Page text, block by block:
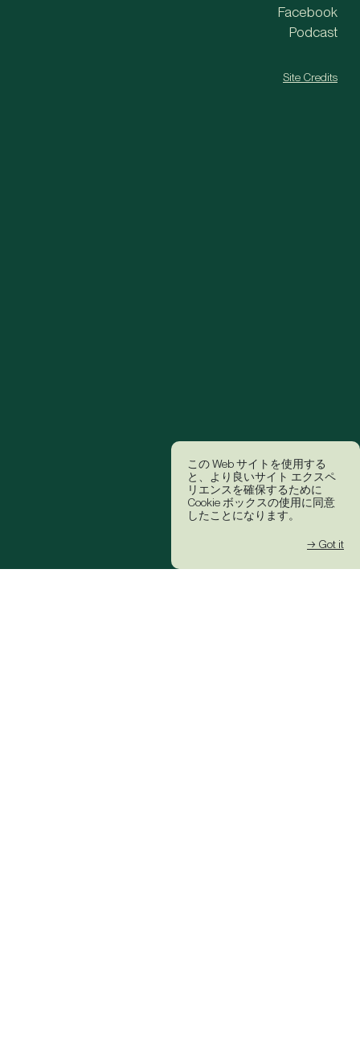
この Web サイトを使用する
と、より良いサイト エクスペ
リエンスを確保するために
Cookie ボックスの使用に同意
したことになります。
→ Got it
Facebook
Podcast
Site Credits